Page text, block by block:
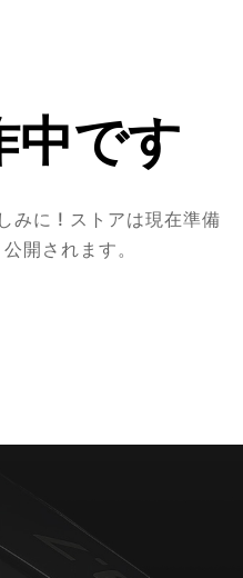
中です
みに ! ストアは現在準備
開されます。